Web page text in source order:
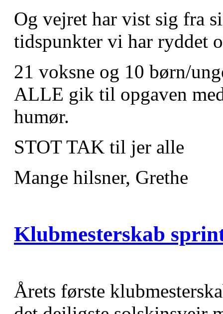
Og vejret har vist sig fra
tidspunkter vi har ryddet
21 voksne og 10 børn/
ALLE gik til opgaven
humør.
STOT TAK til jer alle
Mange hilsner, Grethe
Klubmesterskab
Årets første